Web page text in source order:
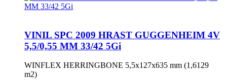
VINIL SPC 2009 HRAST GUGGENHEIM 4V
5,5/0,55 MM 33/42 5Gi
WINFLEX HERRINGBONE 5,5x127x635 mm (1,6129
m2)